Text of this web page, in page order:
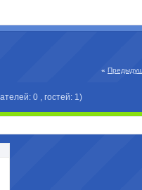
«
0 , гостей: 1)